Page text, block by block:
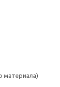
материала)